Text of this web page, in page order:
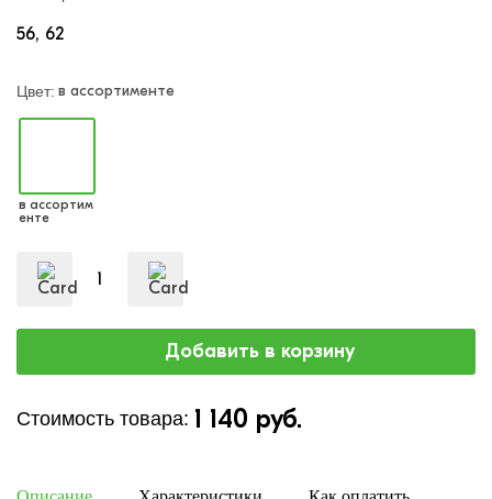
56 62
Цвет: в ассортименте
в ассортим
енте
Стоимость товара: 1 140 руб.